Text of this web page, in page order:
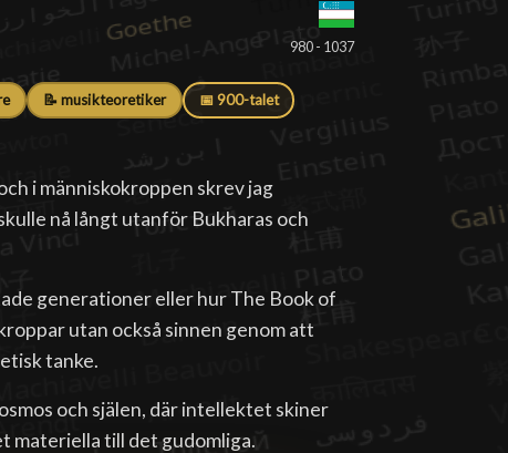
980 - 1037
📝 musikteoretiker 📅 900-talet
i människokroppen skrev jag
nå långt utanför Bukharas och
generationer eller hur The Book of
utan också sinnen genom att
tanke.
och själen, där intellektet skiner
materiella till det gudomliga.